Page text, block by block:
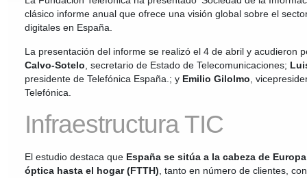
clásico informe anual que ofrece una visión global sobre el
digitales en España.
La presentación del informe se realizó el 4 de abril y acudieron
Calvo-Sotelo , secretario de Estado de Telecomunicaciones;
presidente de Telefónica España.; y Emilio Gilolmo ,
Telefónica.
Infraestructura TIC
El estudio destaca que España se sitúa a la cabeza de
óptica hasta el hogar (FTTH) , tanto en número de clientes,